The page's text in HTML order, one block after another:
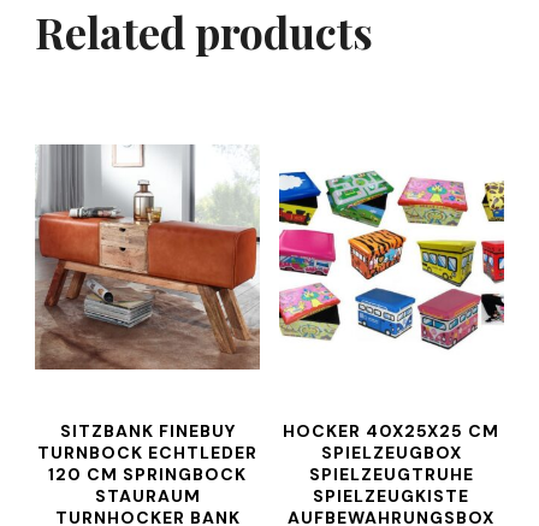
Related products
SITZBANK FINEBUY
TURNBOCK ECHTLEDER
120 CM SPRINGBOCK
STAURAUM
TURNHOCKER BANK
HOCKER 40X25X25 CM
SPIELZEUGBOX
SPIELZEUGTRUHE
SPIELZEUGKISTE
AUFBEWAHRUNGSBOX